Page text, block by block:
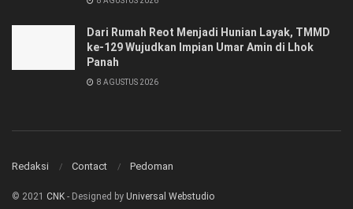
Dari Rumah Reot Menjadi Hunian Layak, TMMD
ke-129 Wujudkan Impian Umar Amin di Lhok
Panah
8 AGUSTUS 2026
Redaksi Contact Pedoman
© 2021 CNK - Designed by Universal Webstudio